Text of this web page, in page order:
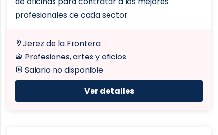
profesionales de cada sector.
Jerez de la Frontera
Profesiones, artes y oficios
Salario no disponible
Ver detalles